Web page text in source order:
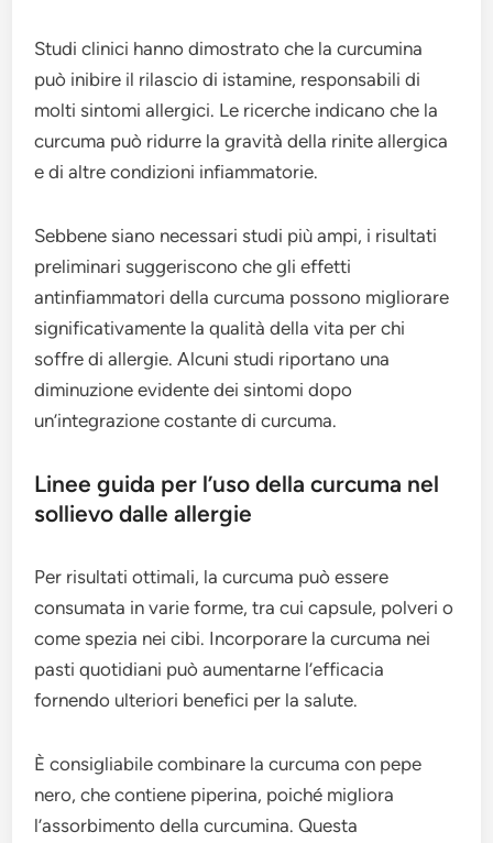
Studi clinici hanno dimostrato che la curcumina
può inibire il rilascio di istamine, responsabili di
molti sintomi allergici. Le ricerche indicano che la
curcuma può ridurre la gravità della rinite allergica
e di altre condizioni infiammatorie.
Sebbene siano necessari studi più ampi, i risultati
preliminari suggeriscono che gli effetti
antinfiammatori della curcuma possono migliorare
significativamente la qualità della vita per chi
soffre di allergie. Alcuni studi riportano una
diminuzione evidente dei sintomi dopo
un’integrazione costante di curcuma.
Linee guida per l’uso della curcuma nel
sollievo dalle allergie
Per risultati ottimali, la curcuma può essere
consumata in varie forme, tra cui capsule, polveri o
come spezia nei cibi. Incorporare la curcuma nei
pasti quotidiani può aumentarne l’efficacia
fornendo ulteriori benefici per la salute.
È consigliabile combinare la curcuma con pepe
nero, che contiene piperina, poiché migliora
l’assorbimento della curcumina. Questa